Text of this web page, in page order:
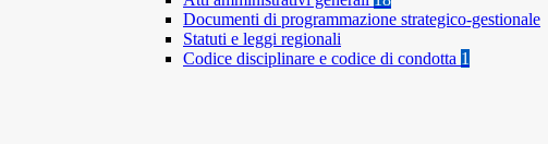
Documenti di programmazione strategico-gestionale
Statuti e leggi regionali
Codice disciplinare e codice di condotta 1